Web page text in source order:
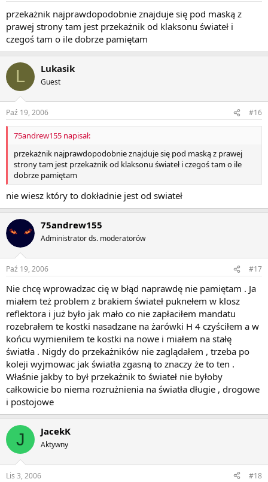
przekażnik najprawdopodobnie znajduje się pod maską z
prawej strony tam jest przekażnik od klaksonu świateł i
czegoś tam o ile dobrze pamiętam
L Lukasik
Guest
Paź 19, 2006 #16
75andrew155 napisał:
przekażnik najprawdopodobnie znajduje się pod maską z prawej
strony tam jest przekażnik od klaksonu świateł i czegoś tam o ile
dobrze pamiętam
nie wiesz który to dokładnie jest od swiateł
75andrew155
Administrator ds. moderatorów
Paź 19, 2006 #17
Nie chcę wprowadzac cię w błąd naprawdę nie pamiętam . Ja
miałem też problem z brakiem świateł puknełem w klosz
reflektora i już było jak mało co nie zapłaciłem mandatu
rozebrałem te kostki nasadzane na żarówki H 4 czyściłem a w
końcu wymieniłem te kostki na nowe i miałem na stałę
światła . Nigdy do przekażników nie zaglądałem , trzeba po
koleji wyjmowac jak światła zgasną to znaczy że to ten .
Właśnie jakby to był przekażnik to świateł nie byłoby
całkowicie bo niema rozrużnienia na światła długie , drogowe
i postojowe
J JacekK
Aktywny
Lis 3, 2006 #18